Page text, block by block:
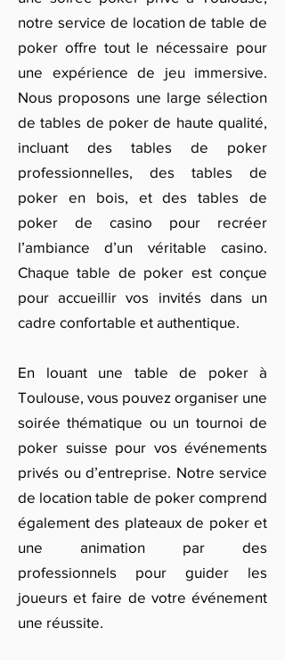
notre service de location de table de
poker offre tout le nécessaire pour
une expérience de jeu immersive.
Nous proposons une large sélection
de tables de poker de haute qualité,
incluant des tables de poker
professionnelles, des tables de
poker en bois, et des tables de
poker de casino pour recréer
l’ambiance d’un véritable casino.
Chaque table de poker est conçue
pour accueillir vos invités dans un
cadre confortable et authentique.
En louant une table de poker à
Toulouse, vous pouvez organiser une
soirée thématique ou un tournoi de
poker suisse pour vos événements
privés ou d’entreprise. Notre service
de location table de poker comprend
également des plateaux de poker et
une animation par des
professionnels pour guider les
joueurs et faire de votre événement
une réussite.